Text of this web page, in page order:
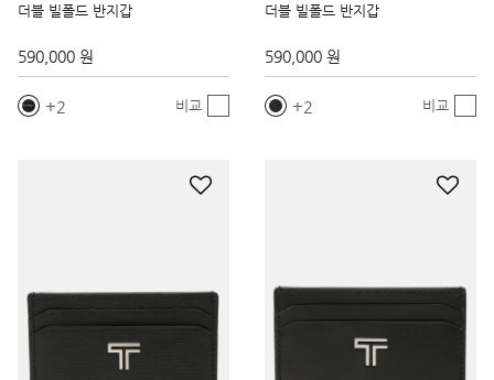
더블 빌폴드 반지갑
590,000 원
2 비교
더블 빌폴드 반지갑
590,000 원
2 비교